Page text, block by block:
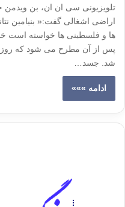
تلویزیونی سی ان ان، بن ویدمن
اراضی اشغالی گفت:« بنیامین
ها و فلسطینی ها خواسته است
پس از آن مطرح می شود که
شد. جسد…
ادامه »»»